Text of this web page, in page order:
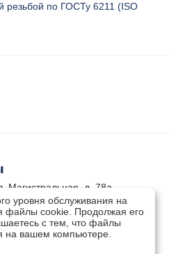
резьбой по ГОСТу 6211 (ISO
Магистральная, д. 78а
79(звонок бесплатный)
15
Сб 9.00 - 16.00
уровня обслуживания на
файлы cookie. Продолжая его
с тем, что файлы
на вашем компьютере.